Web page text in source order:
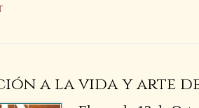
a la vida y arte